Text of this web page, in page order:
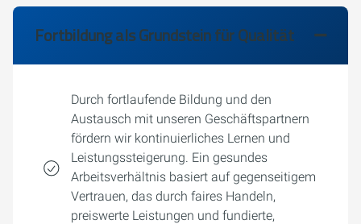
Fortbildung als Grundstein für Qualität
Durch fortlaufende Bildung und den
Austausch mit unseren Geschäftspartnern
fördern wir kontinuierliches Lernen und
Leistungssteigerung. Ein gesundes
Arbeitsverhältnis basiert auf gegenseitigem
Vertrauen, das durch faires Handeln,
preiswerte Leistungen und fundierte,